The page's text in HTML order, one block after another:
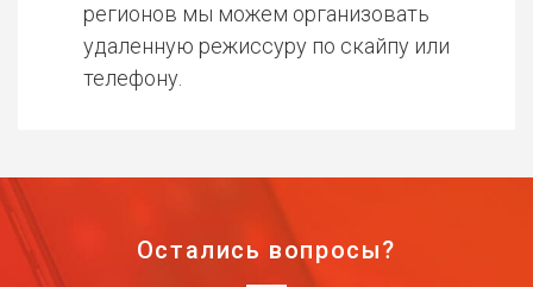
регионов мы можем организовать
удаленную режиссуру по скайпу или
телефону.
Остались вопросы?